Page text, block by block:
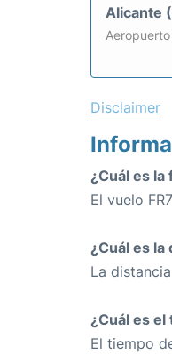
Alicante
Disclaimer
¿Cuál es la
El vuelo
¿Cuál es la
La
¿Cuál es
El tiempo